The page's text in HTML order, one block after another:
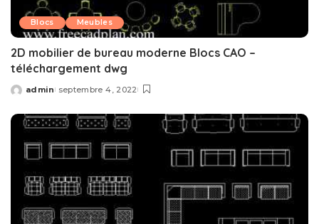
Blocs Meubles
2D mobilier de bureau moderne Blocs CAO –
téléchargement dwg
Posted
admin septembre 4, 2022